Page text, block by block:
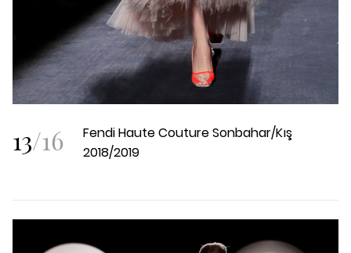
13/16
Fendi Haute Couture Sonbahar/Kış
2018/2019